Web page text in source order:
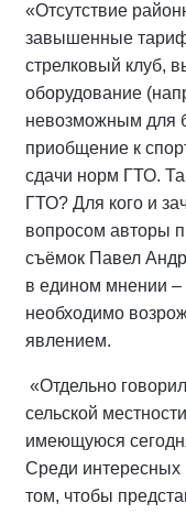
«Отсутствие
завышенные
стрелковый клуб,
оборудование
невозможным для
приобщение к
сдачи норм ГТО.
ГТО? Для кого и
вопросом авторы
съёмок Павел
в едином мнении –
необходимо
явлением.
«Отдельно
сельской
имеющуюся
Среди интересных
том, чтобы